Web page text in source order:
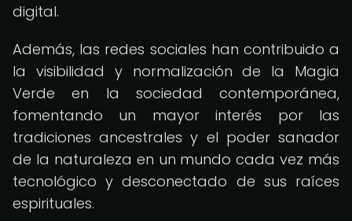
digital.
Además, las redes sociales han contribuido a
la visibilidad y normalización de la Magia
Verde en la sociedad contemporánea,
fomentando un mayor interés por las
tradiciones ancestrales y el poder sanador
de la naturaleza en un mundo cada vez más
tecnológico y desconectado de sus raíces
espirituales.